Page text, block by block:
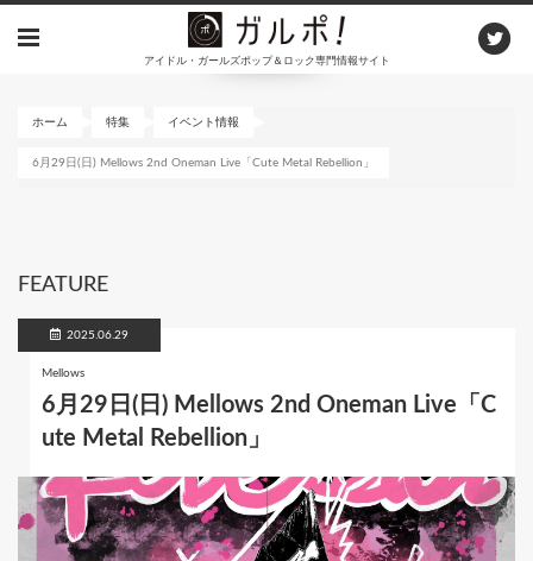
アイドル・ガールズポップ＆ロック専門情報サイト
ホーム 特集 イベント情報
6月29日(日) Mellows 2nd Oneman Live「Cute Metal Rebellion」
FEATURE
2025.06.29
Mellows
6月29日(日) Mellows 2nd Oneman Live「C
ute Metal Rebellion」